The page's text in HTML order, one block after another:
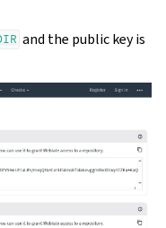
and the public key is